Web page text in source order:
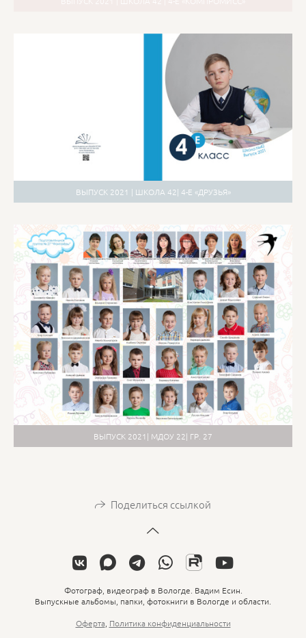
ВЫПУСК 2021 | ШКОЛА 42| 4-Е «ДРУЗЬЯ»
ВЫПУСК 2021| МДОУ 22| ГР. 27
Поделиться ссылкой
Фотограф, видеограф в Вологде. Вадим Есин.
Выпускные альбомы, папки, фотокниги в Вологде и области.
Оферта, Политика конфиденциальности